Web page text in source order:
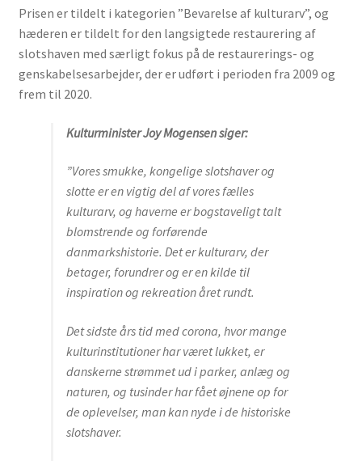
ABOUT EUROPE NOSTRA DENMARK
Europa Nostra Denmark
Objective
Fundats for Fonden – Europa Nostra Danmark
Scientific council
Bestyrelsen
Login
BECOME A MEMBER
Prisen er tildelt i kategorien ”Bevarelse af kulturarv”, og
hæderen er tildelt for den langsigtede restaurering af
slotshaven med særligt fokus på de restaurerings- og
genskabelsesarbejder, der er udført i perioden fra 2009 og
frem til 2020.
Kulturminister Joy Mogensen siger:
”Vores smukke, kongelige slotshaver og
slotte er en vigtig del af vores fælles
kulturarv, og haverne er bogstaveligt talt
blomstrende og forførende
danmarkshistorie. Det er kulturarv, der
betager, forundrer og er en kilde til
inspiration og rekreation året rundt.
Det sidste års tid med corona, hvor mange
kulturinstitutioner har været lukket, er
danskerne strømmet ud i parker, anlæg og
naturen, og tusinder har fået øjnene op for
de oplevelser, man kan nyde i de historiske
slotshaver.